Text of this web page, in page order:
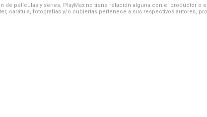
de películas y series, PlayMax no tiene relación alguna con el productor o
carátula, fotografías y/o cubiertas pertenece a sus respectivos autores,